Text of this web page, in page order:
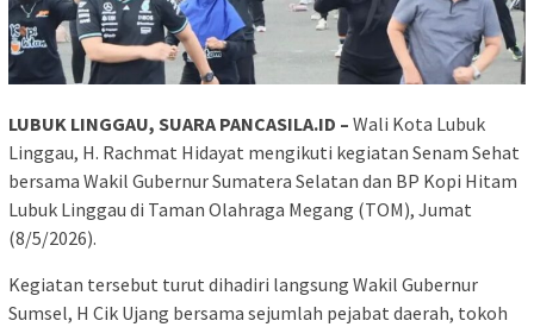
LUBUK LINGGAU, SUARA PANCASILA.ID – Wali Kota Lubuk
Linggau, H. Rachmat Hidayat mengikuti kegiatan Senam Sehat
bersama Wakil Gubernur Sumatera Selatan dan BP Kopi Hitam
Lubuk Linggau di Taman Olahraga Megang (TOM), Jumat
(8/5/2026).
Kegiatan tersebut turut dihadiri langsung Wakil Gubernur
Sumsel, H Cik Ujang bersama sejumlah pejabat daerah, tokoh